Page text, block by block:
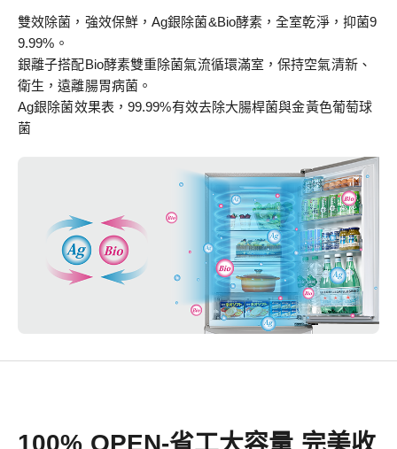
雙效除菌，強效保鮮，Ag銀除菌&Bio酵素，全室乾淨，抑菌9
9.99%。
銀離子搭配Bio酵素雙重除菌氣流循環滿室，保持空氣清新、
衛生，遠離腸胃病菌。
Ag銀除菌效果表，99.99%有效去除大腸桿菌與金黃色葡萄球
菌
100% OPEN-省工大容量 完美收